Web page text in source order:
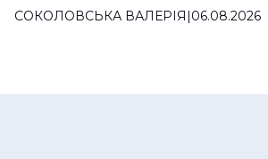
СОКОЛОВСЬКА ВАЛЕРІЯ|06.08.2026